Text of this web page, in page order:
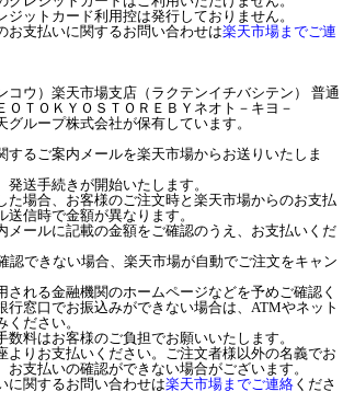
ットカード利用控は発行しておりません。
支払いに関するお問い合わせは楽天市場までご連
コウ）楽天市場支店（ラクテンイチバシテン） 普通
ＯＴＯＫＹＯＳＴＯＲＥＢＹネオト－キヨ－
ループ株式会社が保有しています。
するご案内メールを楽天市場からお送りいたしま
送手続きが開始いたします。
た場合、お客様のご注文時と楽天市場からのお支払
信時で金額が異なります。
メールに記載の金額をご確認のうえ、お支払いくだ
認できない場合、楽天市場が自動でご注文をキャン
される金融機関のホームページなどを予めご確認く
行窓口でお振込みができない場合は、ATMやネット
ださい。
料はお客様のご負担でお願いいたします。
りお支払いください。ご注文者様以外の名義でお
支払いの確認ができない場合がございます。
に関するお問い合わせは楽天市場までご連絡 くださ